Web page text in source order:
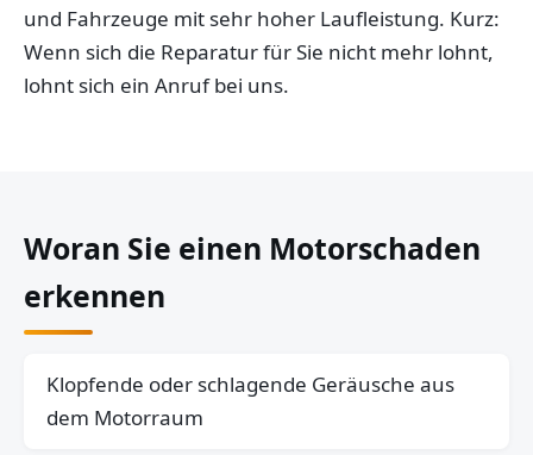
und Fahrzeuge mit sehr hoher Laufleistung. Kurz:
Wenn sich die Reparatur für Sie nicht mehr lohnt,
lohnt sich ein Anruf bei uns.
Woran Sie einen Motorschaden
erkennen
Klopfende oder schlagende Geräusche aus
dem Motorraum